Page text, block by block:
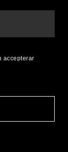
accepterar